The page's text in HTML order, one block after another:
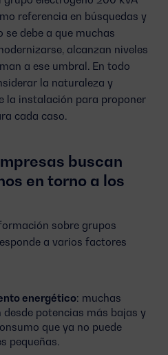
referencia en búsquedas y
debe a que muchas
alcanzan niveles
a ese umbral. En todo
la naturaleza y
la instalación para proponer
cada caso.
buscan
en torno a los
sobre grupos
a varios factores
energético: muchas
desde potencias más bajas y
que ya no puede
pequeñas.